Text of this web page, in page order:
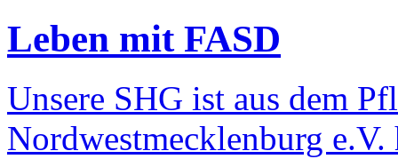
Leben mit FASD
Unsere SHG ist aus dem
Nordwestmecklenburg